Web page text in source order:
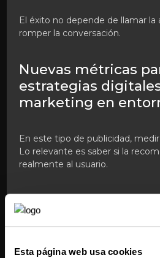
Esta página web usa cookies
El éxito no depende de llamar la
romper la conversación.
Nuevas métricas
estrategias
marketing en
En este tipo de publicidad,
Lo relevante es saber si la
realmente al usuario.
recomendación